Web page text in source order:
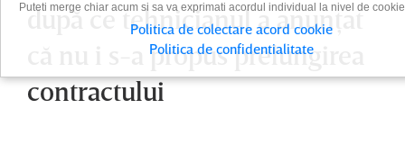
după ce tehnicianul a anunţat
că nu i s-a propus prelungirea
contractului
Puteti merge chiar acum si sa va exprimati acordul individual la nivel de
Politica de colectare acord cookie
Politica de confidentialitate